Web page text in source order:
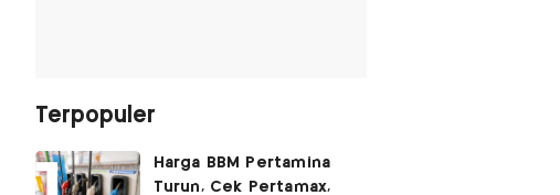
Terpopuler
Harga BBM Pertamina
Turun, Cek Pertamax,